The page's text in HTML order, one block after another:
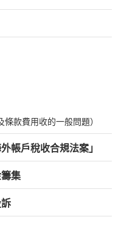
條款費用收的一般問題）
帳戶稅收合規法案」
集